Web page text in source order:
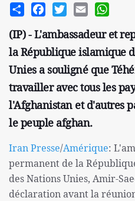
Share FacebookTwitterEmail
(IP) - L'ambassadeur et
la République islamique
Unies a souligné que
travailler avec tous les
l'Afghanistan et d'autres
le peuple afghan.
Iran Presse/Amérique:
permanent de la
des Nations Unies, Amir-
déclaration avant la